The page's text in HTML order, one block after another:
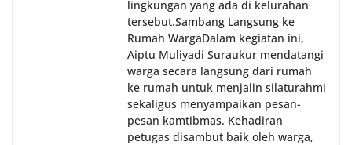
lingkungan yang ada di kelurahan
tersebut.‎Sambang Langsung ke
Rumah Warga‎Dalam kegiatan ini,
Aiptu Muliyadi Suraukur mendatangi
warga secara langsung dari rumah
ke rumah untuk menjalin silaturahmi
sekaligus menyampaikan pesan-
pesan kamtibmas. Kehadiran
petugas disambut baik oleh warga,